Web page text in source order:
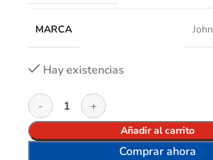
MARCA
Hay existencias
Añadir al carrito
Comprar ahora